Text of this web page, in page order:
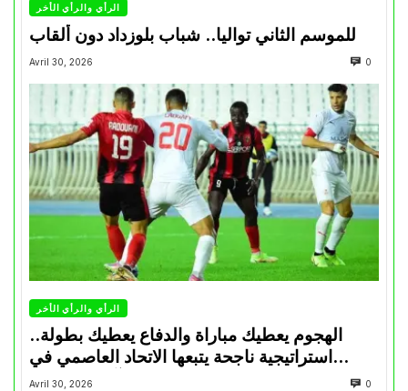
الرأي والرأي الأخر
للموسم الثاني تواليا.. شباب بلوزداد دون ألقاب
Avril 30, 2026 0
الرأي والرأي الأخر
الهجوم يعطيك مباراة والدفاع يعطيك بطولة..
استراتيجية ناجحة يتبعها الاتحاد العاصمي في
تتويجاته آخر السنوات
Avril 30, 2026 0